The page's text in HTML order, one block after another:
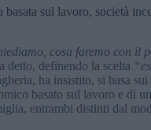
basata sul lavoro, società
cosa faremo con il
detto, definendo la scelta
ha insistito, si basa
basato sul lavoro e di
entrambi distinti dal